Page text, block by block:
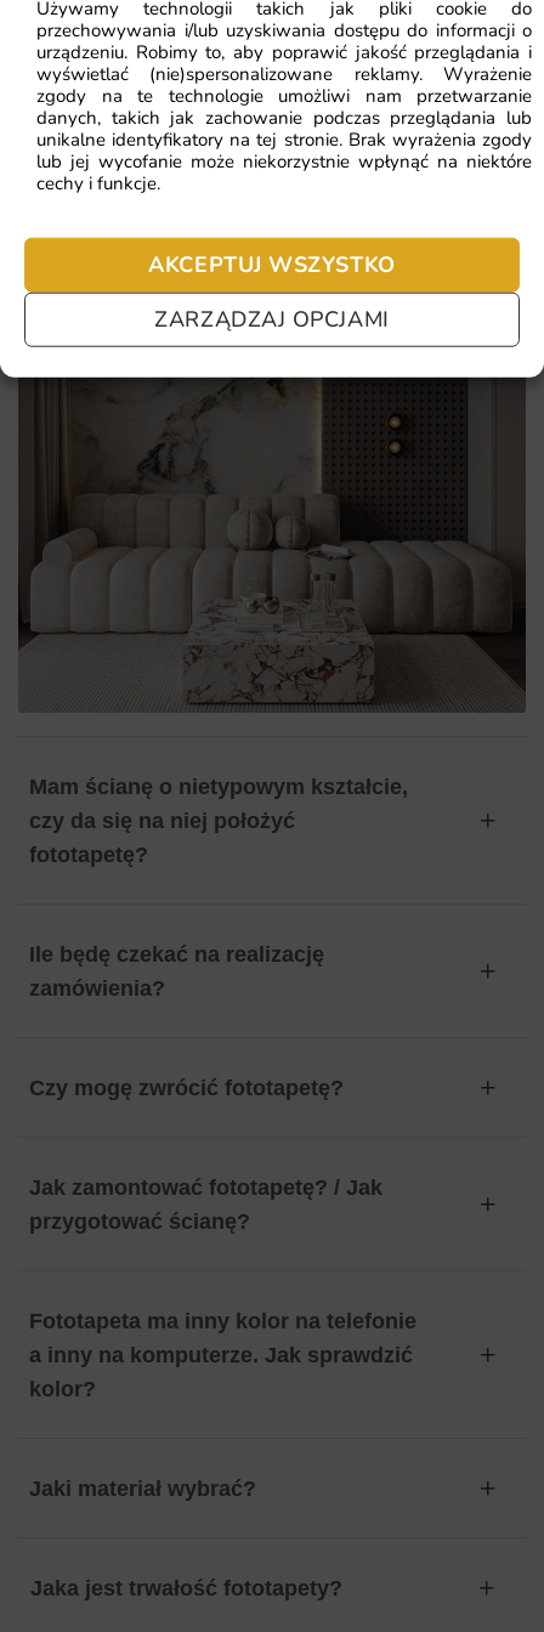
Używamy technologii takich jak pliki cookie do
przechowywania i/lub uzyskiwania dostępu do informacji o
urządzeniu. Robimy to, aby poprawić jakość przeglądania i
wyświetlać (nie)spersonalizowane reklamy. Wyrażenie
zgody na te technologie umożliwi nam przetwarzanie
danych, takich jak zachowanie podczas przeglądania lub
unikalne identyfikatory na tej stronie. Brak wyrażenia zgody
lub jej wycofanie może niekorzystnie wpłynąć na niektóre
cechy i funkcje.
AKCEPTUJ WSZYSTKO
ZARZĄDZAJ OPCJAMI
podkreślającym charakter wnętrza
trwały druk lateksowy odporny na blaknięcie i codzienne
ścieranie
wymiary szyte na miarę Twojej ściany, bez konieczności
docinania
samodzielnie
Najczęściej zadawane pytania
Pomagamy i doradzamy przy każdym zakupie. Ale jeżeli
nie chcesz czekać – sprawdź najczęściej zadawane pytania.
Mam ścianę o nietypowym kształcie,
czy da się na niej położyć
fototapetę?
Ile będę czekać na realizację
zamówienia?
Czy mogę zwrócić fototapetę?
Jak zamontować fototapetę? / Jak
przygotować ścianę?
Fototapeta ma inny kolor na telefonie
a inny na komputerze. Jak sprawdzić
kolor?
Jaki materiał wybrać?
Jaka jest trwałość fototapety?